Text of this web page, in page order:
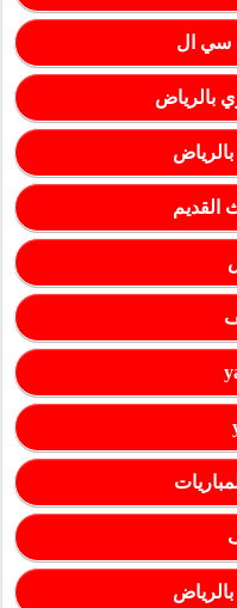
سي ال
بالرياض
القديم